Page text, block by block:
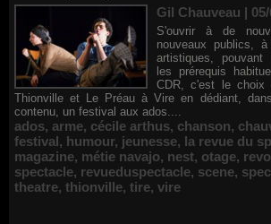
Gil Chauveau | 05/
S'ouvrir à de
nouveaux publics,
artistiques,
les prérequis
CDR, c'est le
Thionville et Le Préau à Vire en dédiant,
contenu, un festival aux ados....
ados, arme, cécile arthus, chanson,
festival, humour, jeunesse, la revue du
magazine, métie navajo, nest, otage,
spectacle, revueduspectacle, scene,
theatre, thionville, tire, vire